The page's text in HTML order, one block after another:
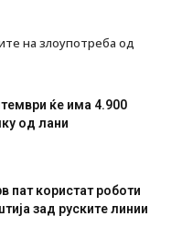
на злоупотреба од
ќе има 4.900
од лани
пат користат роботи
зад руските линии